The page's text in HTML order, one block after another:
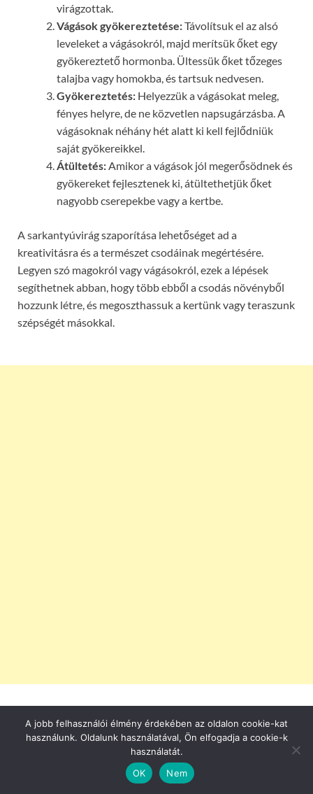
virágzottak.
Vágások gyökereztetése:Távolítsuk el az alsó
leveleket a vágásokról, majd merítsük őket egy
gyökereztető hormonba. Ültessük őket tőzeges
talajba vagy homokba, és tartsuk nedvesen.
Gyökereztetés: Helyezzük a vágásokat meleg,
fényes helyre, de ne közvetlen napsugárzásba. A
vágásoknak néhány hét alatt ki kell fejlődniük
saját gyökereikkel.
Átültetés: Amikor a vágások jól megerősödnek és
gyökereket fejlesztenek ki, átültethetjük őket
nagyobb cserepekbe vagy a kertbe.
A sarkantyúvirág szaporítása lehetőséget ad a
kreativitásra és a természet csodáinak megértésére.
Legyen szó magokról vagy vágásokról, ezek a lépések
segíthetnek abban, hogy több ebből a csodás növényből
hozzunk létre, és megoszthassuk a kertünk vagy teraszunk
szépségét másokkal.
Teleltetése
A Sarkantyúvirág (Centranthus ruber) teleltetése olyan
A jobb felhasználói élmény érdekében az oldalon cookie-kat
használunk. Oldalunk használatával, Ön elfogadja a cookie-k
használatát.
OK
Nem